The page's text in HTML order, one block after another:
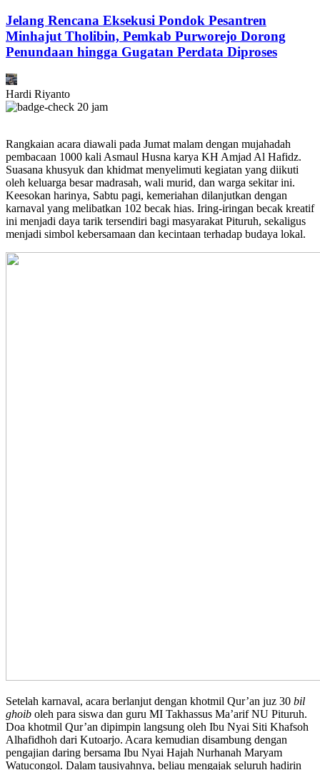
Jelang Rencana Eksekusi Pondok Pesantren
Minhajut Tholibin, Pemkab Purworejo Dorong
Penundaan hingga Gugatan Perdata Diproses
Hardi Riyanto
20 jam
Rangkaian acara diawali pada Jumat malam dengan mujahadah
pembacaan 1000 kali Asmaul Husna karya KH Amjad Al Hafidz.
Suasana khusyuk dan khidmat menyelimuti kegiatan yang diikuti
oleh keluarga besar madrasah, wali murid, dan warga sekitar ini.
Keesokan harinya, Sabtu pagi, kemeriahan dilanjutkan dengan
karnaval yang melibatkan 102 becak hias. Iring-iringan becak kreatif
ini menjadi daya tarik tersendiri bagi masyarakat Pituruh, sekaligus
menjadi simbol kebersamaan dan kecintaan terhadap budaya lokal.
Setelah karnaval, acara berlanjut dengan khotmil Qur’an juz 30 bil
ghoib oleh para siswa dan guru MI Takhassus Ma’arif NU Pituruh.
Doa khotmil Qur’an dipimpin langsung oleh Ibu Nyai Siti Khafsoh
Alhafidhoh dari Kutoarjo. Acara kemudian disambung dengan
pengajian daring bersama Ibu Nyai Hajah Nurhanah Maryam
Watucongol. Dalam tausiyahnya, beliau mengajak seluruh hadirin